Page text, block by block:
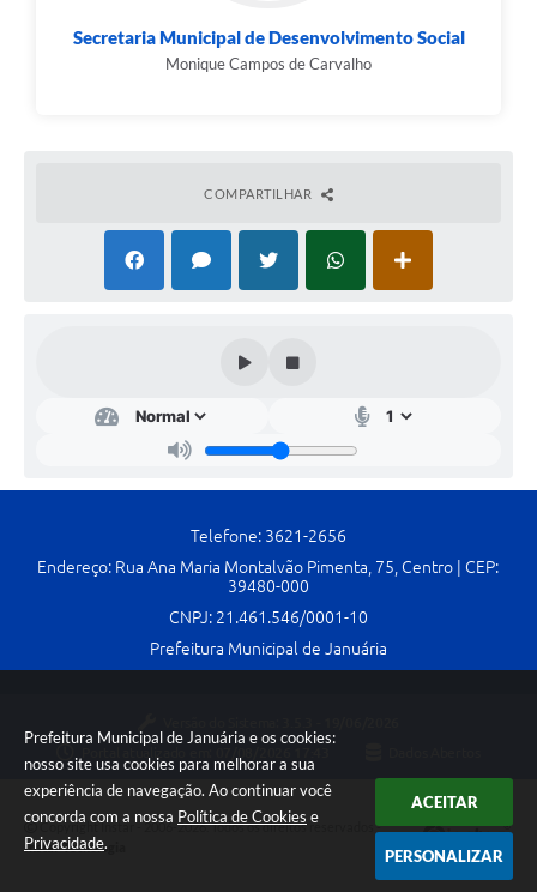
Prefeitura Municipal de Januária e os cookies:
nosso site usa cookies para melhorar a sua
experiência de navegação. Ao continuar você
concorda com a nossa Política de Cookies e
Privacidade.
ACEITAR
PERSONALIZAR
Secretaria Municipal de Desenvolvimento Social
Monique Campos de Carvalho
COMPARTILHAR
Telefone: 3621-2656
Endereço: Rua Ana Maria Montalvão Pimenta, 75, Centro | CEP:
39480-000
CNPJ: 21.461.546/0001-10
Prefeitura Municipal de Januária
Copyright Instar - 2006-2026. Todos os direitos reservados -
Instar Tecnologia